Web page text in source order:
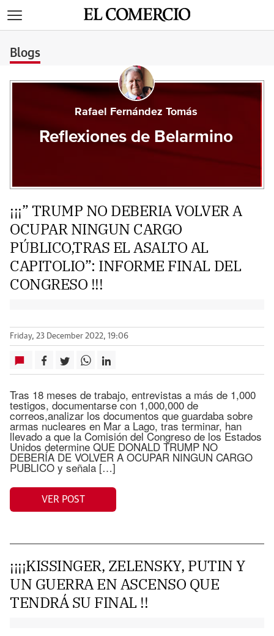
Blogs
Rafael Fernández Tomás
Reflexiones de Belarmino
¡¡¡” TRUMP NO DEBERIA VOLVER A
OCUPAR NINGUN CARGO
PÚBLICO,TRAS EL ASALTO AL
CAPITOLIO”: INFORME FINAL DEL
CONGRESO !!!
Friday, 23 December 2022, 19:06
Tras 18 meses de trabajo, entrevistas a más de 1,000
testigos, documentarse con 1,000,000 de
correos,analizar los documentos que guardaba sobre
armas nucleares en Mar a Lago, tras terminar, han
llevado a que la Comisión del Congreso de los Estados
Unidos determine QUE DONALD TRUMP NO
DEBERÍA DE VOLVER A OCUPAR NINGUN CARGO
PUBLICO y señala […]
VER POST
¡¡¡¡KISSINGER, ZELENSKY, PUTIN Y
UN GUERRA EN ASCENSO QUE
TENDRÁ SU FINAL !!